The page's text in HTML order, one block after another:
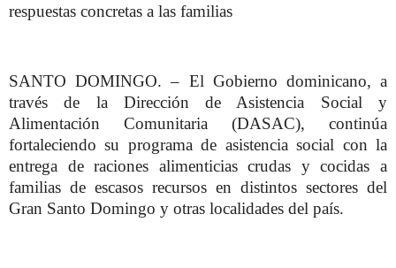
respuestas concretas a las familias
SANTO DOMINGO. – El Gobierno dominicano, a
través de la Dirección de Asistencia Social y
Alimentación Comunitaria (DASAC), continúa
fortaleciendo su programa de asistencia social con la
entrega de raciones alimenticias crudas y cocidas a
familias de escasos recursos en distintos sectores del
Gran Santo Domingo y otras localidades del país.